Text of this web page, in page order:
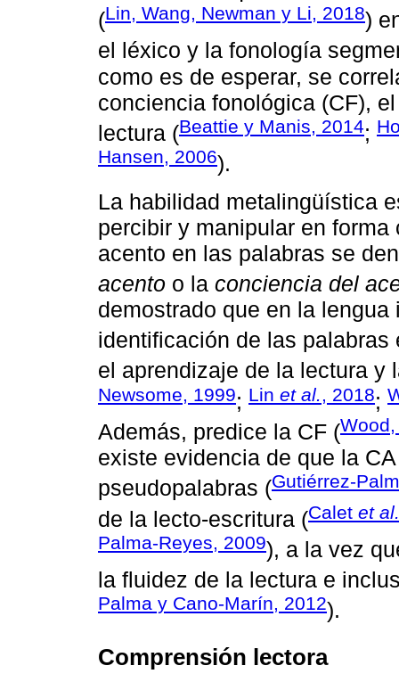
(Lin, Wang, Newman y Li, 2018)
el léxico y la fonología
como es de esperar, se
conciencia fonológica (CF),
lectura (Beattie y Manis, 2014;
Hansen, 2006).
La habilidad metalingüística
percibir y manipular en
acento en las palabras se
acento o la conciencia del
demostrado que en la
identificación de las palabras
el aprendizaje de la lectura y
Newsome, 1999; Lin et al. , 2018;
Además, predice la CF (
existe evidencia de que la
pseudopalabras (Gutiérrez-
de la lecto-escritura (Calet et al.
Palma-Reyes, 2009), a la vez
la fluidez de la lectura e
Palma y Cano-Marín, 2012).
Comprensión lectora